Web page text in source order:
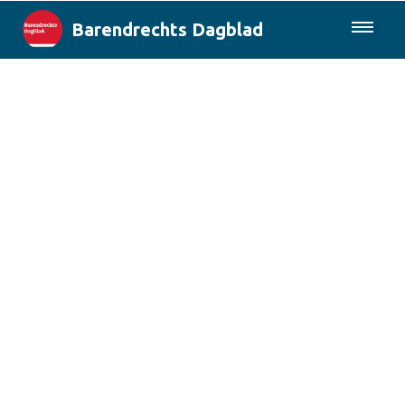
Barendrechts Dagblad